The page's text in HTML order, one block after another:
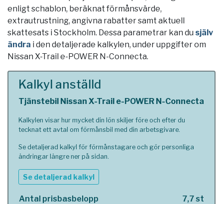
enligt schablon, beräknat förmånsvärde,
extrautrustning, angivna rabatter samt aktuell
skattesats i Stockholm. Dessa parametrar kan du själv
ändra i den detaljerade kalkylen, under uppgifter om
Nissan X-Trail e-POWER N-Connecta.
Kalkyl anställd
Tjänstebil Nissan X-Trail e-POWER N-Connecta
Kalkylen visar hur mycket din lön skiljer före och efter du
tecknat ett avtal om förmånsbil med din arbetsgivare.
Se detaljerad kalkyl för förmånstagare och gör personliga
ändringar längre ner på sidan.
Se detaljerad kalkyl
Antal prisbasbelopp
7,7 st